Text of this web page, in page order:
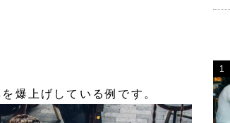
爆上げ している例です。